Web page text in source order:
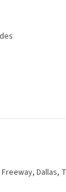
Dallas,